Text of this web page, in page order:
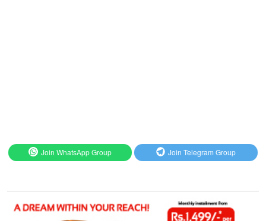
Join WhatsApp Group Join Telegram Group